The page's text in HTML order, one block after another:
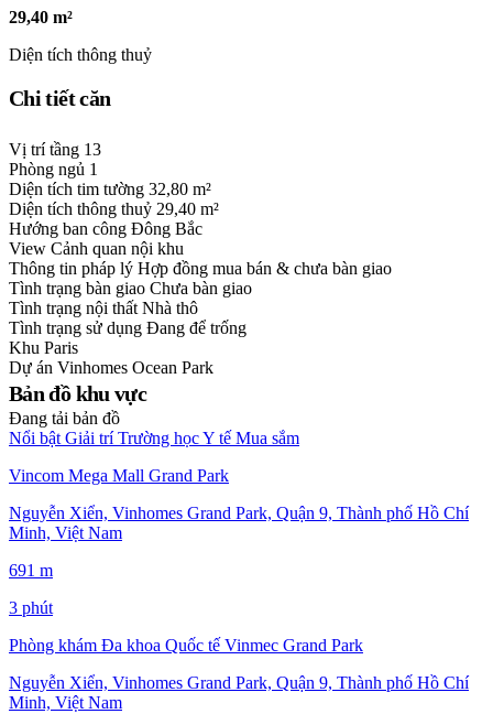
29,40 m²
Diện tích thông thuỷ
Chi tiết căn
Vị trí tầng 13
Phòng ngủ 1
Diện tích tim tường 32,80 m²
Diện tích thông thuỷ 29,40 m²
Hướng ban công Đông Bắc
View Cảnh quan nội khu
Thông tin pháp lý Hợp đồng mua bán & chưa bàn giao
Tình trạng bàn giao Chưa bàn giao
Tình trạng nội thất Nhà thô
Tình trạng sử dụng Đang để trống
Khu Paris
Dự án Vinhomes Ocean Park
Bản đồ khu vực
Đang tải bản đồ
Nổi bật Giải trí Trường họcY tế Mua sắm
Vincom Mega Mall Grand Park
Nguyễn Xiển, Vinhomes Grand Park, Quận 9, Thành phố Hồ Chí
Minh, Việt Nam
691 m
3 phút
Phòng khám Đa khoa Quốc tế Vinmec Grand Park
Nguyễn Xiển, Vinhomes Grand Park, Quận 9, Thành phố Hồ Chí
Minh, Việt Nam